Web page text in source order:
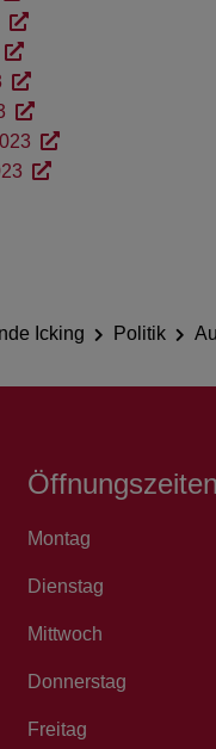
Icking Politik
Öffnungszeiten
Montag
Dienstag
Mittwoch
Donnerstag
Freitag